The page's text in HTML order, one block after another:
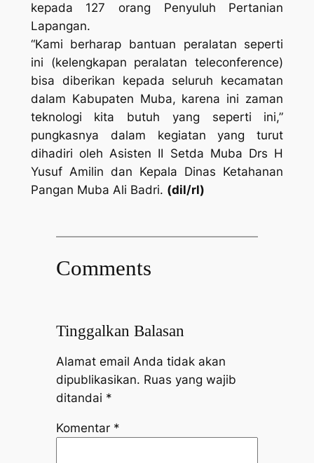
kepada 127 orang Penyuluh Pertanian
Lapangan.
“Kami berharap bantuan peralatan seperti
ini (kelengkapan peralatan teleconference)
bisa diberikan kepada seluruh kecamatan
dalam Kabupaten Muba, karena ini zaman
teknologi kita butuh yang seperti ini,”
pungkasnya dalam kegiatan yang turut
dihadiri oleh Asisten II Setda Muba Drs H
Yusuf Amilin dan Kepala Dinas Ketahanan
Pangan Muba Ali Badri. (dil/rl)
Comments
Tinggalkan Balasan
Alamat email Anda tidak akan
dipublikasikan. Ruas yang wajib
ditandai *
Komentar *